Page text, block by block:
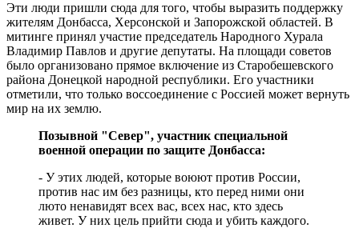
Эти люди пришли сюда для того, чтобы выразить поддержку
жителям Донбасса, Херсонской и Запорожской областей. В
митинге принял участие председатель Народного Хурала
Владимир Павлов и другие депутаты. На площади советов
было организовано прямое включение из Старобешевского
района Донецкой народной республики. Его участники
отметили, что только воссоединение с Россией может вернуть
мир на их землю.
Позывной "Север", участник специальной
военной операции по защите Донбасса:
- У этих людей, которые воюют против России,
против нас им без разницы, кто перед ними они
люто ненавидят всех вас, всех нас, кто здесь
живет. У них цель прийти сюда и убить каждого.